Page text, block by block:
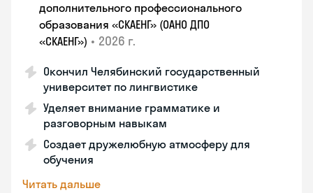
дополнительного профессионального
образования «СКАЕНГ» (ОАНО ДПО
«СКАЕНГ») • 2026 г.
Окончил Челябинский государственный
университет по лингвистике
Уделяет внимание грамматике и
разговорным навыкам
Создает дружелюбную атмосферу для
обучения
Читать дальше